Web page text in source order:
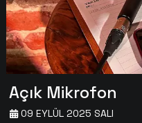
Açık Mikrofon
09 EYLÜL 2025 SALI